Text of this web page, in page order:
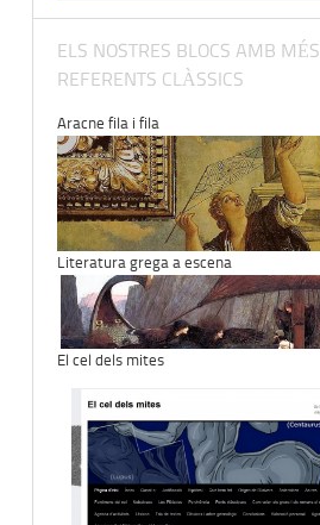
ELS NOSTRES BLOCS AMB MÉS
REFERENTS CLÀSSICS
Aracne fila i fila
Literatura grega a escena
El cel dels mites